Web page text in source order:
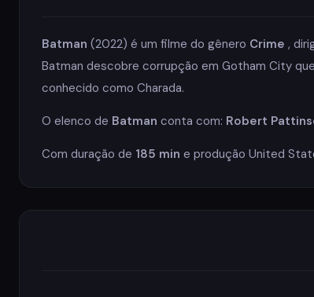
Batman (2022) é um filme do gênero Crime ,
Batman descobre corrupção em Gotham City
conhecido como Charada.
O elenco de Batman conta com: Robert
Com duração de 185 min e produção United